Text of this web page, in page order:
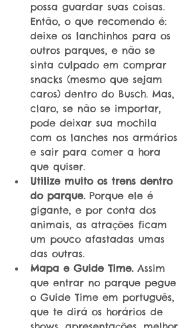
possa guardar suas coisas.
Então, o que recomendo é:
deixe os lanchinhos para os
outros parques, e não se
sinta culpado em comprar
snacks (mesmo que sejam
caros) dentro do Busch. Mas,
claro, se não se importar,
pode deixar sua mochila
com os lanches nos armários
e sair para comer a hora
que quiser.
Utilize muito os trens dentro
do parque. Porque ele é
gigante, e por conta dos
animais, as atrações ficam
um pouco afastadas umas
das outras.
Mapa e Guide Time. Assim
que entrar no parque pegue
o Guide Time em português,
que te dirá os horários de